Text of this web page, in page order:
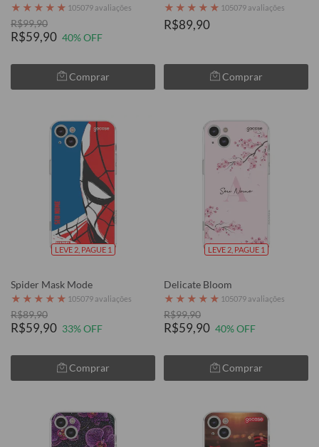
★ ★ ★ ★ ★ 105079 avaliações
R$99,90
R$59,90 40% OFF
Comprar
★ ★ ★ ★ ★ 105079 avaliações
R$89,90
Comprar
LEVE 2, PAGUE 1
Spider Mask Mode
★ ★ ★ ★ ★ 105079 avaliações
R$89,90
R$59,90 33% OFF
Comprar
LEVE 2, PAGUE 1
Delicate Bloom
★ ★ ★ ★ ★ 105079 avaliações
R$99,90
R$59,90 40% OFF
Comprar